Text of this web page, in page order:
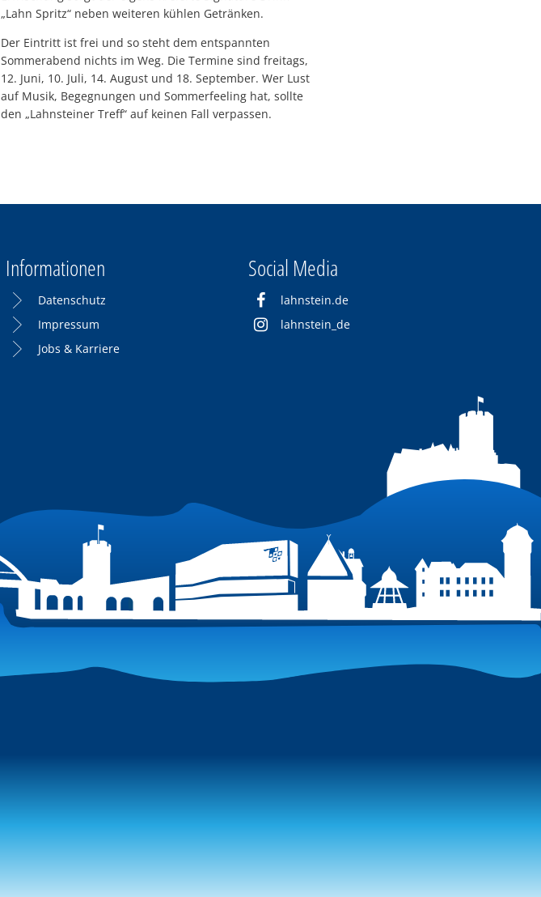
„Lahn Spritz“ neben weiteren kühlen Getränken.
Der Eintritt ist frei und so steht dem entspannten
Sommerabend nichts im Weg. Die Termine sind freitags,
12. Juni, 10. Juli, 14. August und 18. September. Wer Lust
auf Musik, Begegnungen und Sommerfeeling hat, sollte
den „Lahnsteiner Treff“ auf keinen Fall verpassen.
Informationen
Datenschutz
Impressum
Jobs & Karriere
Social Media
lahnstein.de
lahnstein_de